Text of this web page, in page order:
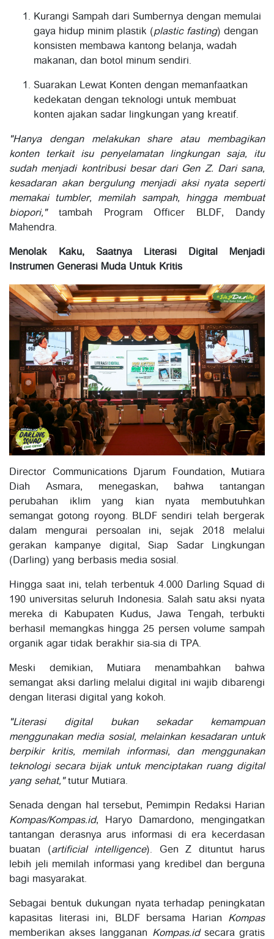
Kurangi Sampah dari Sumbernya dengan memulai
gaya hidup minim plastik (plastic fasting) dengan
konsisten membawa kantong belanja, wadah
makanan, dan botol minum sendiri.
Suarakan Lewat Konten dengan memanfaatkan
kedekatan dengan teknologi untuk membuat
konten ajakan sadar lingkungan yang kreatif.
"Hanya dengan melakukan share atau membagikan
konten terkait isu penyelamatan lingkungan saja, itu
sudah menjadi kontribusi besar dari Gen Z. Dari sana,
kesadaran akan bergulung menjadi aksi nyata seperti
memakai tumbler, memilah sampah, hingga membuat
biopori,"tambah Program Officer BLDF, Dandy
Mahendra.
Menolak Kaku, Saatnya Literasi Digital Menjadi
Instrumen Generasi Muda Untuk Kritis
Director Communications Djarum Foundation, Mutiara
Diah Asmara, menegaskan, bahwa tantangan
perubahan iklim yang kian nyata membutuhkan
semangat gotong royong. BLDF sendiri telah bergerak
dalam mengurai persoalan ini, sejak 2018 melalui
gerakan kampanye digital, Siap Sadar Lingkungan
(Darling) yang berbasis media sosial.
Hingga saat ini, telah terbentuk 4.000 Darling Squad di
190 universitas seluruh Indonesia. Salah satu aksi nyata
mereka di Kabupaten Kudus, Jawa Tengah, terbukti
berhasil memangkas hingga 25 persen volume sampah
organik agar tidak berakhir sia-sia di TPA.
Meski demikian, Mutiara menambahkan bahwa
semangat aksi darling melalui digital ini wajib dibarengi
dengan literasi digital yang kokoh.
"Literasi digital bukan sekadar kemampuan
menggunakan media sosial, melainkan kesadaran untuk
berpikir kritis, memilah informasi, dan menggunakan
teknologi secara bijak untuk menciptakan ruang digital
yang sehat,"tutur Mutiara.
Senada dengan hal tersebut, Pemimpin Redaksi Harian
Kompas/Kompas.id, Haryo Damardono, mengingatkan
tantangan derasnya arus informasi di era kecerdasan
buatan (artificial intelligence). Gen Z dituntut harus
lebih jeli memilah informasi yang kredibel dan berguna
bagi masyarakat.
Sebagai bentuk dukungan nyata terhadap peningkatan
kapasitas literasi ini, BLDF bersama Harian Kompas
memberikan akses langganan Kompas.idsecara gratis